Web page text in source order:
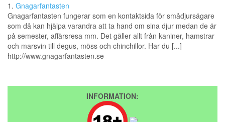
1. Gnagarfantasten
Gnagarfantasten fungerar som en kontaktsida för smådjursägare
som då kan hjälpa varandra att ta hand om sina djur medan de är
på semester, affärsresa mm. Det gäller allt från kaniner, hamstrar
och marsvin till degus, möss och chinchillor. Har du [...]
http://www.gnagarfantasten.se
INFORMATION: